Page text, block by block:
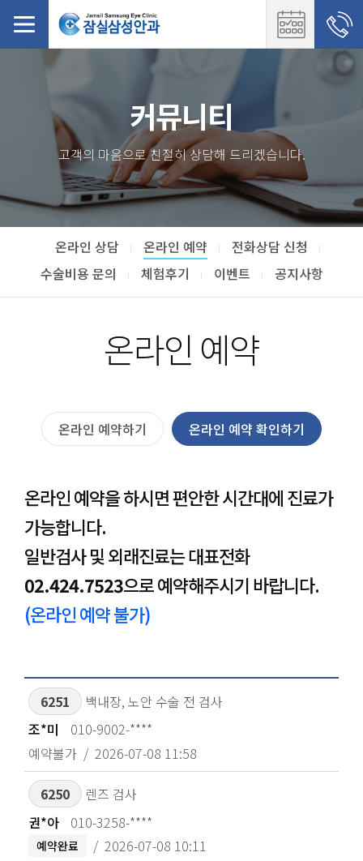
커뮤니티
고객의 마음으로 친절히 상담해 드리겠습니다.
온라인 상담 온라인 예약
전화상담 신청
수술비용 문의
체험후기 이벤트 공지사항
온라인 예약
온라인 예약하기 온라인 예약 확인하기
온라인 예약을 하시면 편안한 시간대에 진료가
가능합니다.
일반검사 및 외래진료는 대표전화
02.424.7523으로 예약해주시기 바랍니다.
(온라인 예약 불가)
6251
백내장, 노안 수술 전 검사
조*미
010-9002-****
예약불가
2026-07-08 11:58
6250
렌즈 검사
권*아
010-3258-****
예약완료 2026-07-08 10:11